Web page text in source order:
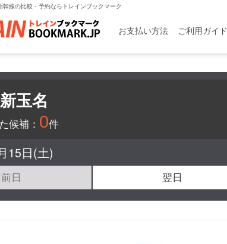
線の比較・予約ならトレインブックマーク
お支払い方法 ご利用ガイド
新玉名
候補： 0件
15日(土)
前日 翌日